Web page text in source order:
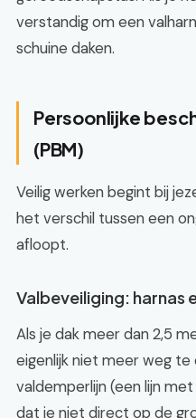
verstandig om een
schuine daken.
Persoonlijke
(PBM)
Veilig werken begint bij
het verschil tussen een
afloopt.
Valbeveiliging: harnas
Als je dak meer dan 2,5
eigenlijk niet meer weg te
valdemperlijn (een lijn
dat je niet direct op de